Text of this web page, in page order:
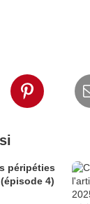
péripéties
4)